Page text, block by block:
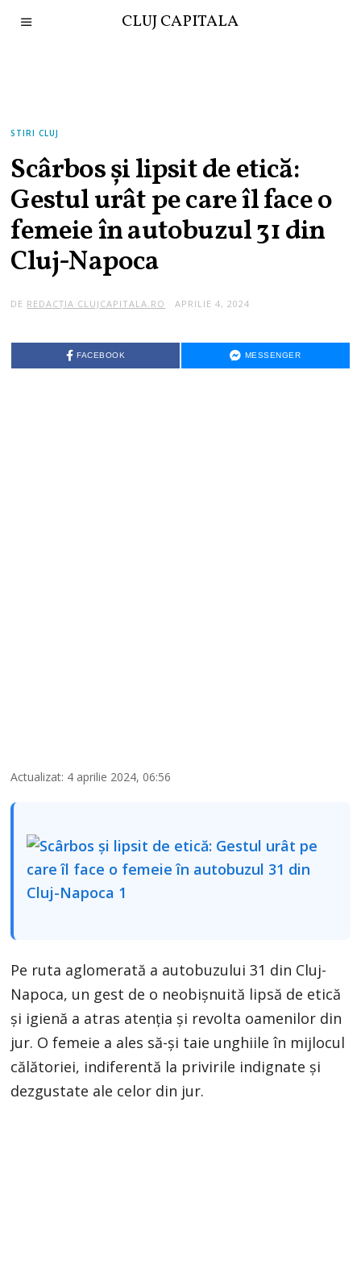
CLUJ CAPITALA
STIRI CLUJ
Scârbos și lipsit de etică:
Gestul urât pe care îl face o
femeie în autobuzul 31 din
Cluj-Napoca
DE REDACȚIA CLUJCAPITALA.RO APRILIE 4, 2024
L
FACEBOOK MESSENGER
Actualizat: 4 aprilie 2024, 06:56
Pe ruta aglomerată a autobuzului 31 din Cluj-
Napoca, un gest de o neobișnuită lipsă de etică
și igienă a atras atenția și revolta oamenilor din
jur. O femeie a ales să-și taie unghiile în mijlocul
călătoriei, indiferentă la privirile indignate și
dezgustate ale celor din jur.